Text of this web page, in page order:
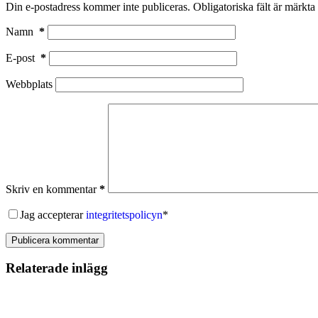
Din e-postadress kommer inte publiceras. Obligatoriska fält är märkta
Namn *
E-post *
Webbplats
Skriv en kommentar*
Jag accepterarintegritetspolicyn*
Publicera kommentar
Relaterade inlägg